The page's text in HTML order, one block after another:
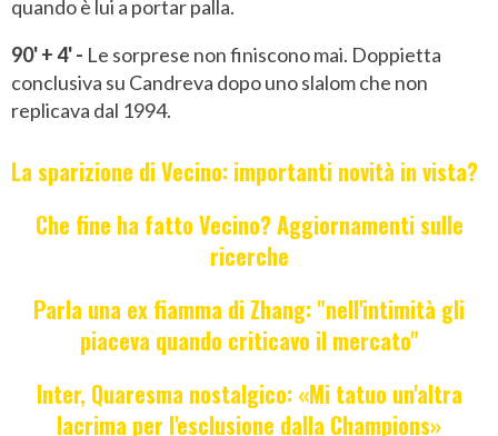
quando è lui a portar palla.
90' + 4' - Le sorprese non finiscono mai. Doppietta
conclusiva su Candreva dopo uno slalom che non
replicava dal 1994.
La sparizione di Vecino: importanti novità in vista?
Che fine ha fatto Vecino? Aggiornamenti sulle
ricerche
Parla una ex fiamma di Zhang: "nell'intimità gli
piaceva quando criticavo il mercato"
Inter, Quaresma nostalgico: «Mi tatuo un'altra
lacrima per l'esclusione dalla Champions»